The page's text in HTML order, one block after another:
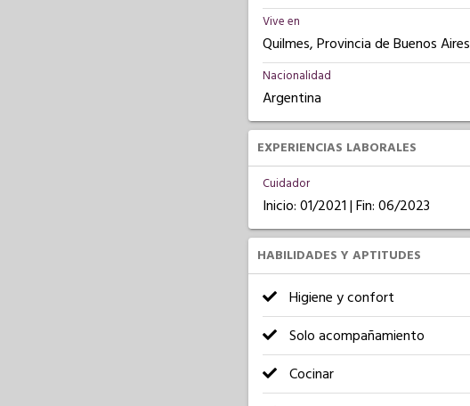
Vive en
Quilmes, Provincia de Buenos Aires
Nacionalidad
Argentina
EXPERIENCIAS LABORALES
Cuidador
Inicio: 01/2021 | Fin: 06/2023
HABILIDADES Y APTITUDES
Higiene y confort
Solo acompañamiento
Cocinar